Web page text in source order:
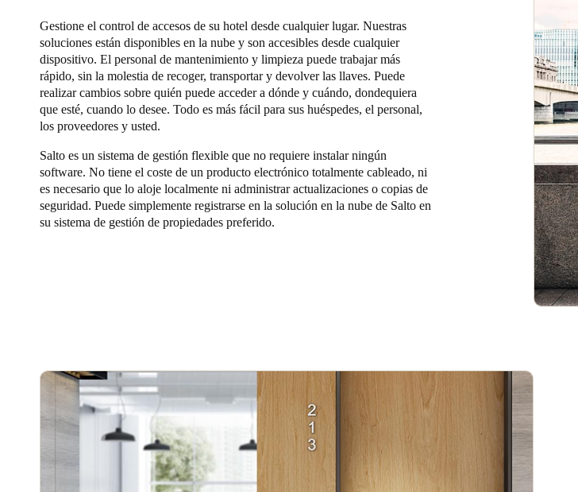
Gestione el control de accesos de su hotel desde cualquier lugar. Nuestras
soluciones están disponibles en la nube y son accesibles desde cualquier
dispositivo. El personal de mantenimiento y limpieza puede trabajar más
rápido, sin la molestia de recoger, transportar y devolver las llaves. Puede
realizar cambios sobre quién puede acceder a dónde y cuándo, dondequiera
que esté, cuando lo desee. Todo es más fácil para sus huéspedes, el personal,
los proveedores y usted.
Salto es un sistema de gestión flexible que no requiere instalar ningún
software. No tiene el coste de un producto electrónico totalmente cableado, ni
es necesario que lo aloje localmente ni administrar actualizaciones o copias de
seguridad. Puede simplemente registrarse en la solución en la nube de Salto en
su sistema de gestión de propiedades preferido.